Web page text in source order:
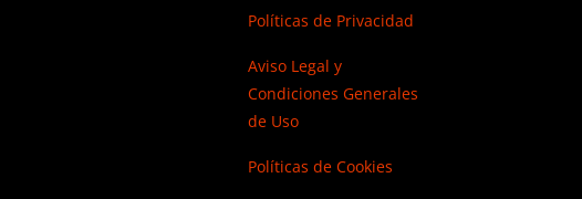
Políticas de Privacidad
Aviso Legal y
Condiciones Generales
de Uso
Políticas de Cookies